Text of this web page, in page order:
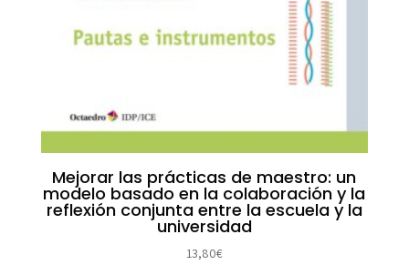
Mejorar las prácticas de maestro: un
modelo basado en la colaboración y la
reflexión conjunta entre la escuela y la
universidad
13,80€